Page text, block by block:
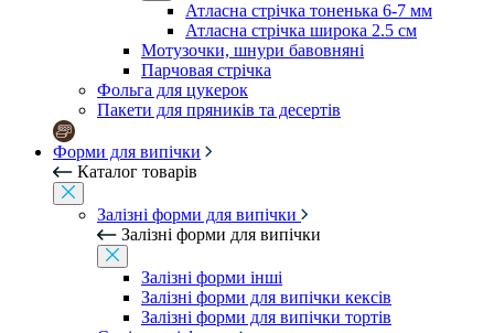
Атласна стрічка тоненька 6-7 мм
Атласна стрічка широка 2.5 см
Мотузочки, шнури бавовняні
Парчовая стрічка
Фольга для цукерок
Пакети для пряників та десертів
Форми для випічки
Каталог товарів
Залізні форми для випічки
Залізні форми для випічки
Залізні форми інші
Залізні форми для випічки кексів
Залізні форми для випічки тортів